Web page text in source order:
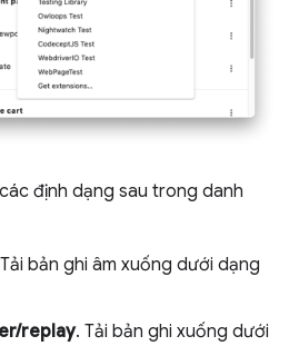
định dạng sau trong danh
bản ghi âm xuống dưới dạng
replay. Tải bản ghi xuống dưới